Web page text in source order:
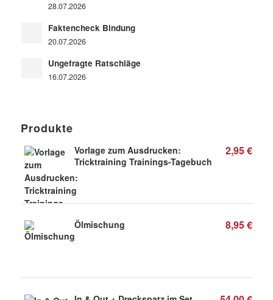
28.07.2026
Faktencheck Bindung
20.07.2026
Ungefragte Ratschläge
16.07.2026
Produkte
Vorlage zum Ausdrucken:
Tricktraining Trainings-Tagebuch
2,95€
Ölmischung 8,95€